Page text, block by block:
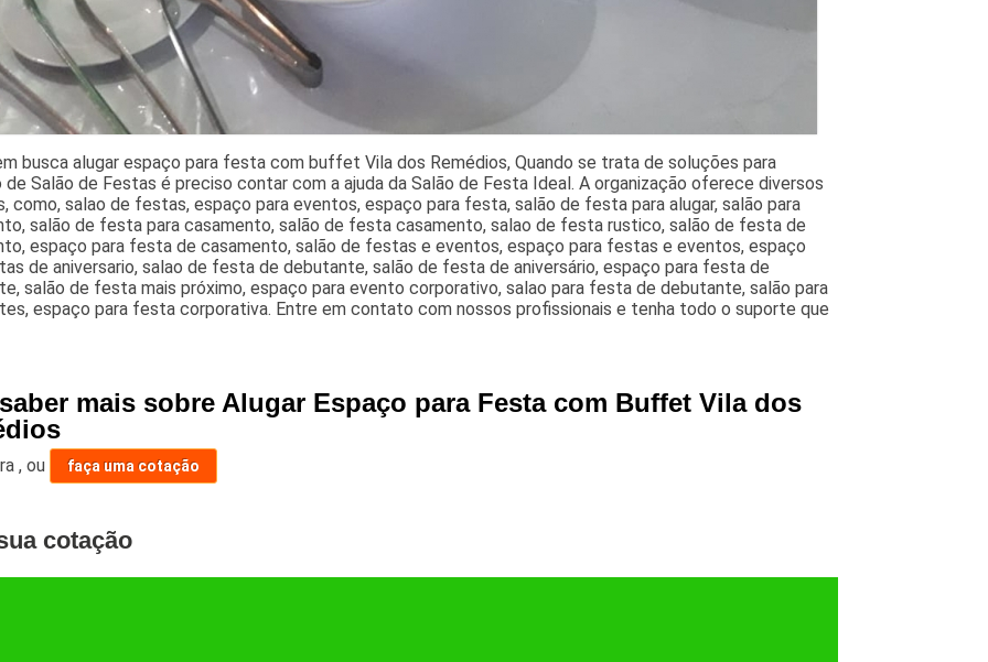
busca alugar espaço para festa com buffet Vila dos Remédios, Quando se trata de soluções para
de Salão de Festas é preciso contar com a ajuda da Salão de Festa Ideal. A organização oferece diversos
como, salao de festas, espaço para eventos, espaço para festa, salão de festa para alugar, salão para
salão de festa para casamento, salão de festa casamento, salao de festa rustico, salão de festa de
espaço para festa de casamento, salão de festas e eventos, espaço para festas e eventos, espaço
de aniversario, salao de festa de debutante, salão de festa de aniversário, espaço para festa de
salão de festa mais próximo, espaço para evento corporativo, salao para festa de debutante, salão para
espaço para festa corporativa. Entre em contato com nossos profissionais e tenha todo o suporte que
mais sobre Alugar Espaço para Festa com Buffet Vila dos
,ou faça uma cotação
cotação